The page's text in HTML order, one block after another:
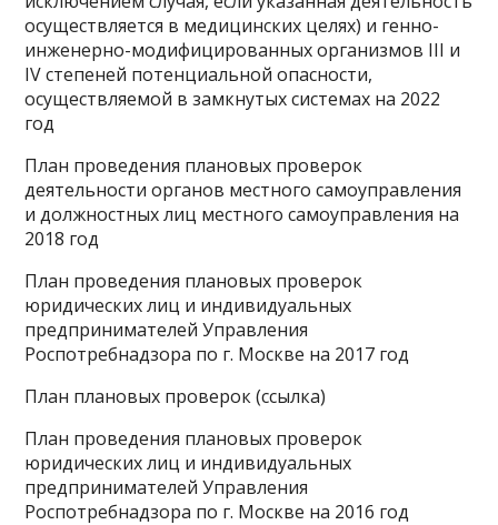
осуществляется в медицинских целях) и генно-
инженерно-модифицированных организмов III и
IV степеней потенциальной опасности,
осуществляемой в замкнутых системах на 2022
год
План проведения плановых проверок
деятельности органов местного самоуправления
и должностных лиц местного самоуправления на
2018 год
План проведения плановых проверок
юридических лиц и индивидуальных
предпринимателей Управления
Роспотребнадзора по г. Москве на 2017 год
План плановых проверок (ссылка)
План проведения плановых проверок
юридических лиц и индивидуальных
предпринимателей Управления
Роспотребнадзора по г. Москве на 2016 год